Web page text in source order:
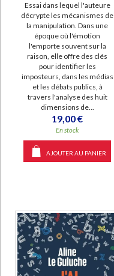
Essai dans lequel l'auteure
décrypte les mécanismes de
la manipulation. Dans une
époque où l'émotion
l'emporte souvent sur la
raison, elle offre des clés
pour identifier les
imposteurs, dans les médias
et les débats publics, à
travers l'analyse des huit
dimensions de...
19,00 €
En stock
AJOUTER AU PANIER